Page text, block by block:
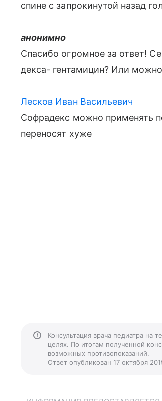
спине с запрокинутой назад
анонимно
Спасибо огромное за ответ!
декса- гентамицин? Или
Лесков Иван Васильевич
Софрадекс можно применять
переносят хуже
Консультация врача педиатра на
целях. По итогам полученной
возможных противопоказаний.
Ответ опубликован 17 октября